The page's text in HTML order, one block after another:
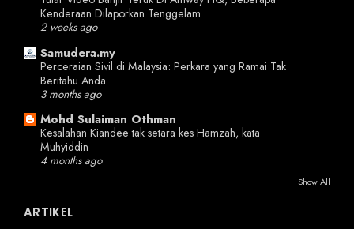
Kenderaan Dilaporkan Tenggelam
2 weeks ago
Samudera.my
Perceraian Sivil di Malaysia: Perkara yang Ramai Tak
Beritahu Anda
3 months ago
Mohd Sulaiman Othman
Kesalahan Kiandee tak setara kes Hamzah, kata
Muhyiddin
4 months ago
Show All
ARTIKEL